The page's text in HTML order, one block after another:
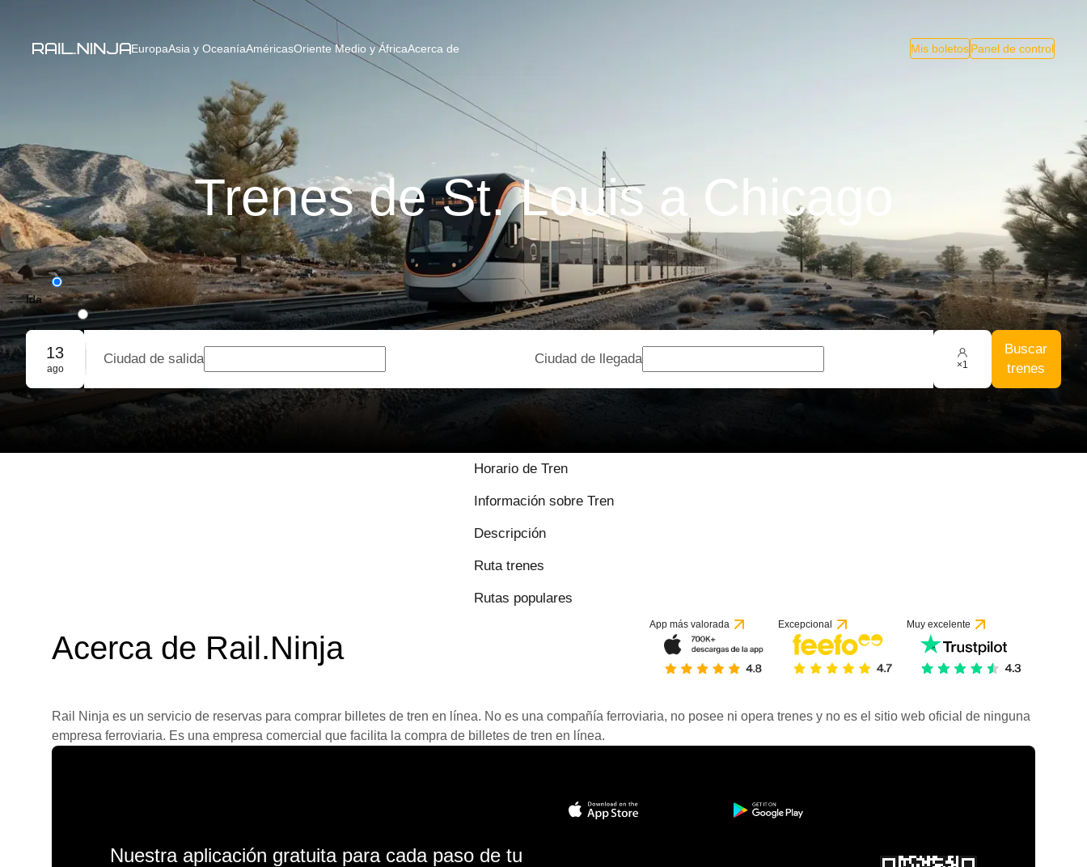
EuropaAsia y OceaníaAméricasOriente Medio y ÁfricaAcerca de Mis boletosPanel de control
Trenes de St. Louis a Chicago
Ida
Ida y vuelta
Reserva grupal
13
ago
Ciudad de salida Ciudad de llegada ×1
Buscar
trenes
Horario de Tren
Información sobre Tren
Descripción
Ruta trenes
Rutas populares
Acerca de Rail.Ninja
App más valorada Excepcional Muy excelente
Rail Ninja es un servicio de reservas para comprar billetes de tren en línea. No es una compañía ferroviaria, no posee ni opera trenes y no es el sitio web oficial de ninguna
empresa ferroviaria. Es una empresa comercial que facilita la compra de billetes de tren en línea.
Nuestra aplicación gratuita para cada paso de tu